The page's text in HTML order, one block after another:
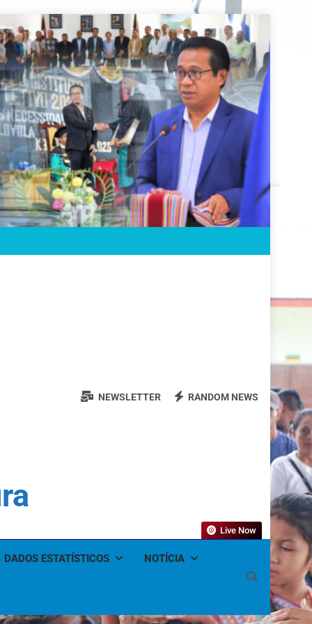
NEWSLETTER RANDOM NEWS
DADOS ESTATÍSTICOS NOTÍCIA
Live Now